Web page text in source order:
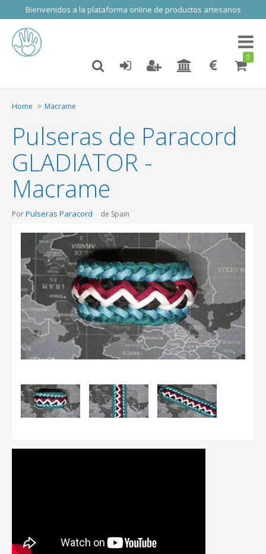
Bienvenidos a la plataforma online de productos artesanos
Toggle
0
Home Macrame
Pulseras de Paracord
GLADIATOR -
Macrame
PorPulseras Paracord de Spain